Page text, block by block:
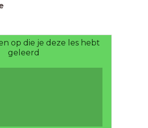
op die je deze les hebt
geleerd